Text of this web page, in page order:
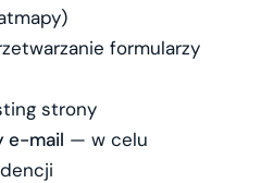
formularzy
strony
e-mail — w celu